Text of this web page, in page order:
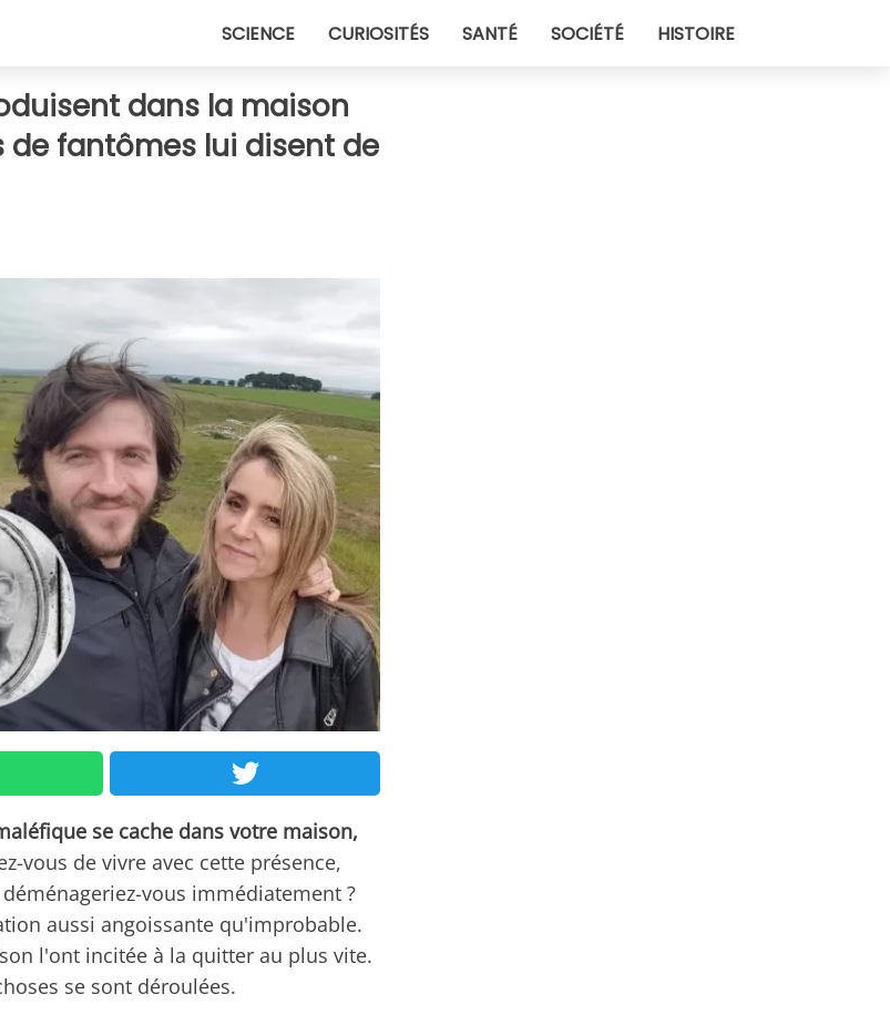
SCIENCE CURIOSITÉS SANTÉ SOCIÉTÉ HISTOIRE
dans la maison
de fantômes lui disent de
se cache dans votre maison,
vous de vivre avec cette présence,
vous immédiatement ?
aussi angoissante qu'improbable.
l'ont incitée à la quitter au plus vite.
se sont déroulées.